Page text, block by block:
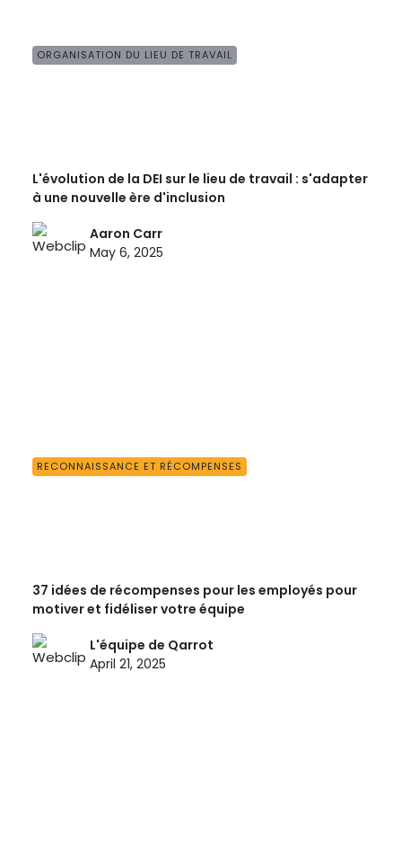
ORGANISATION DU LIEU DE TRAVAIL
L'évolution de la DEI sur le lieu de travail : s'adapter
à une nouvelle ère d'inclusion
Aaron Carr
May 6, 2025
RECONNAISSANCE ET RÉCOMPENSES
37 idées de récompenses pour les employés pour
motiver et fidéliser votre équipe
L'équipe de Qarrot
April 21, 2025